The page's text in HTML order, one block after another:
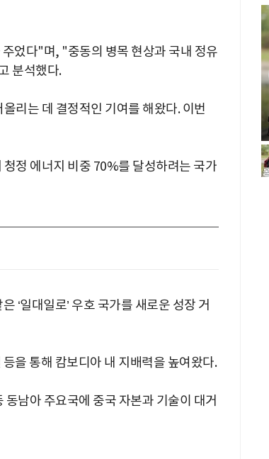
었다"며, "중동의 병목 현상과 국내 정유
분석했다.
리는 데 결정적인 기여를 해왔다. 이번
정 에너지 비중 70%를 달성하려는 국가
‘일대일로’ 우호 국가를 새로운 성장 거
을 통해 캄보디아 내 지배력을 높여왔다.
남아 주요국에 중국 자본과 기술이 대거
박지수 아나운서가 타본 ‘전설의 무쏘’… “여성·